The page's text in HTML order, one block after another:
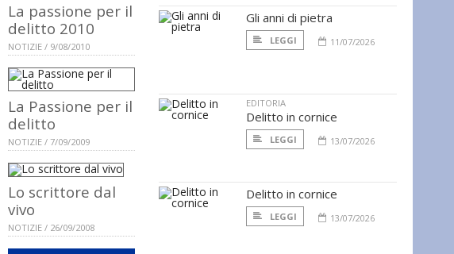
La passione per il
delitto 2010
NOTIZIE / 9/08/2010
La Passione per il
delitto
NOTIZIE / 7/09/2009
Lo scrittore dal
vivo
NOTIZIE / 26/09/2008
Gli anni di pietra
LEGGI 11/07/2026
EDITORIA
Delitto in cornice
LEGGI 13/07/2026
Delitto in cornice
LEGGI 13/07/2026